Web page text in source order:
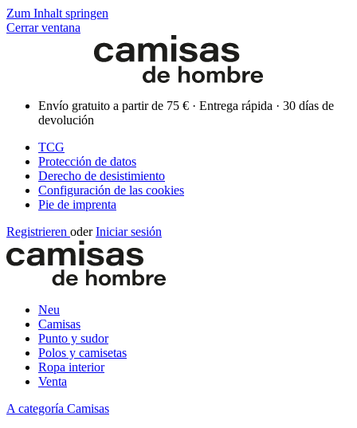
Zum Inhalt springen
Cerrar ventana
Envío gratuito a partir de 75 € · Entrega rápida · 30 días de
devolución
TCG
Protección de datos
Derecho de desistimiento
Configuración de las cookies
Pie de imprenta
Registrieren oder Iniciar sesión
Neu
Camisas
Punto y sudor
Polos y camisetas
Ropa interior
Venta
A categoría Camisas